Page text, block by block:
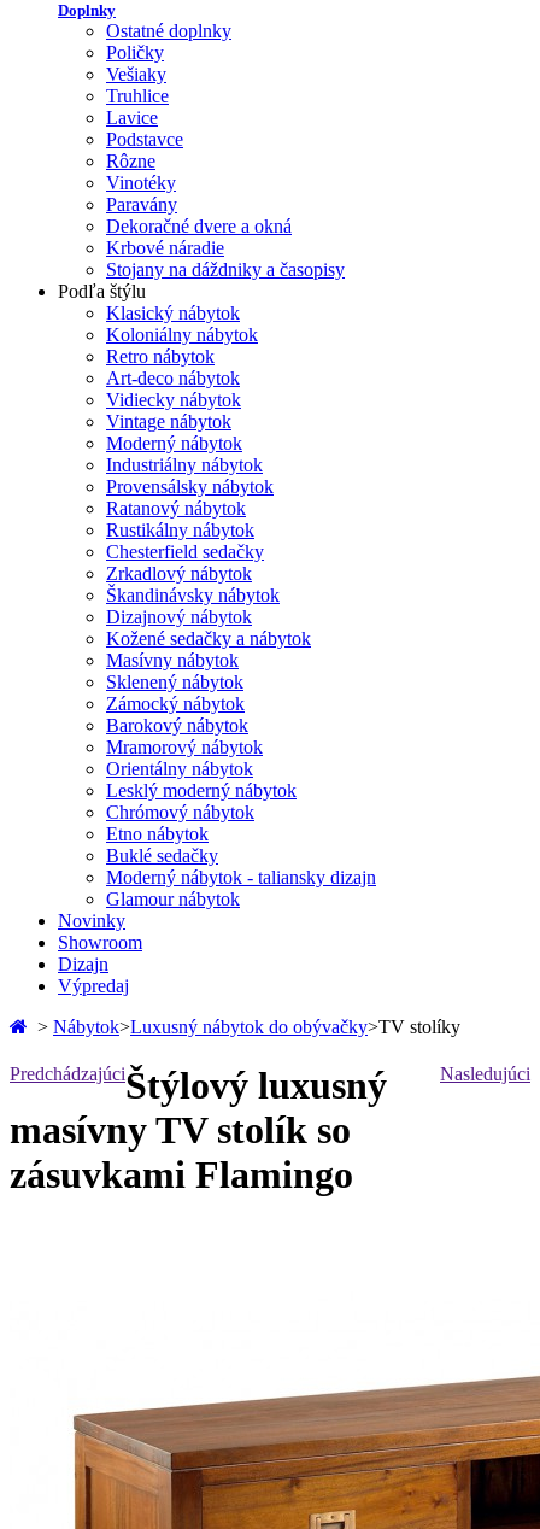
Doplnky
Ostatné doplnky
Poličky
Vešiaky
Truhlice
Lavice
Podstavce
Rôzne
Vinotéky
Paravány
Dekoračné dvere a okná
Krbové náradie
Stojany na dáždniky a časopisy
Podľa štýlu
Klasický nábytok
Koloniálny nábytok
Retro nábytok
Art-deco nábytok
Vidiecky nábytok
Vintage nábytok
Moderný nábytok
Industriálny nábytok
Provensálsky nábytok
Ratanový nábytok
Rustikálny nábytok
Chesterfield sedačky
Zrkadlový nábytok
Škandinávsky nábytok
Dizajnový nábytok
Kožené sedačky a nábytok
Masívny nábytok
Sklenený nábytok
Zámocký nábytok
Barokový nábytok
Mramorový nábytok
Orientálny nábytok
Lesklý moderný nábytok
Chrómový nábytok
Etno nábytok
Buklé sedačky
Moderný nábytok - taliansky dizajn
Glamour nábytok
Novinky
Showroom
Dizajn
Výpredaj
> Nábytok>Luxusný nábytok do obývačky>TV stolíky
Predchádzajúci Nasledujúci
Štýlový luxusný
masívny TV stolík so
zásuvkami Flamingo